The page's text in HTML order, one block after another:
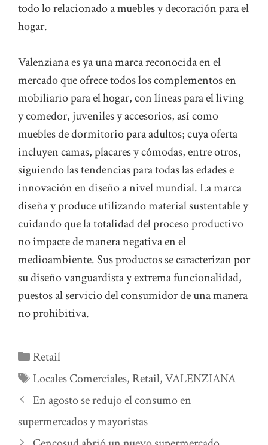
todo lo relacionado a muebles y decoración para el
hogar.
Valenziana es ya una marca reconocida en el
mercado que ofrece todos los complementos en
mobiliario para el hogar, con líneas para el living
y comedor, juveniles y accesorios, así como
muebles de dormitorio para adultos; cuya oferta
incluyen camas, placares y cómodas, entre otros,
siguiendo las tendencias para todas las edades e
innovación en diseño a nivel mundial. La marca
diseña y produce utilizando material sustentable y
cuidando que la totalidad del proceso productivo
no impacte de manera negativa en el
medioambiente. Sus productos se caracterizan por
su diseño vanguardista y extrema funcionalidad,
puestos al servicio del consumidor de una manera
no prohibitiva.
Categorías
Retail
Etiquetas
Locales Comerciales, Retail,VALENZIANA
En agosto se redujo el consumo en
supermercados y mayoristas